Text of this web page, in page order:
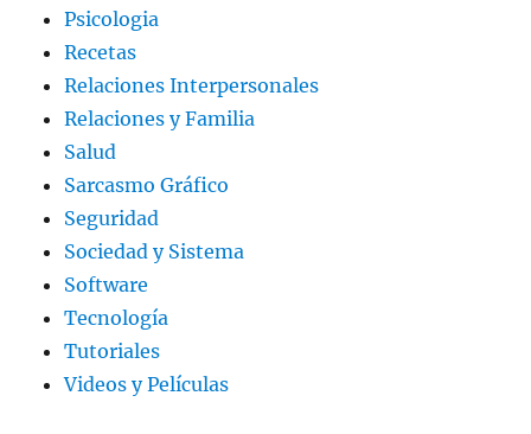
Psicologia
Recetas
Relaciones Interpersonales
Relaciones y Familia
Salud
Sarcasmo Gráfico
Seguridad
Sociedad y Sistema
Software
Tecnología
Tutoriales
Videos y Películas